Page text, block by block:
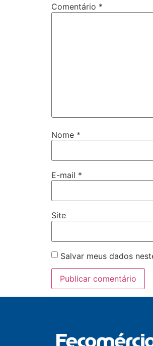
Comentário *
Nome *
E-mail *
Site
Salvar meus dados